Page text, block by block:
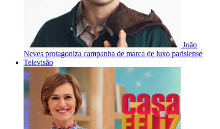
João
Neves protagoniza campanha de marca de luxo parisiense
Televisão